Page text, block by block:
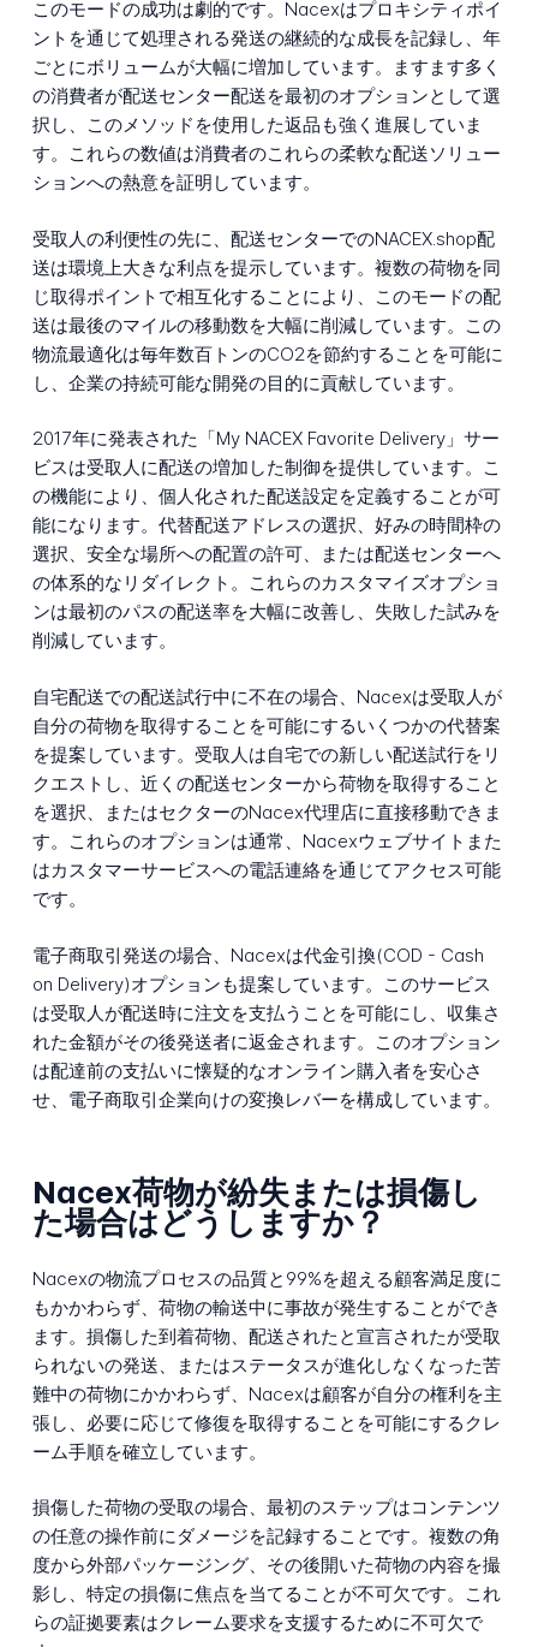
このモードの成功は劇的です。Nacexはプロキシティポイ
ントを通じて処理される発送の継続的な成長を記録し、年
ごとにボリュームが大幅に増加しています。ますます多く
の消費者が配送センター配送を最初のオプションとして選
択し、このメソッドを使用した返品も強く進展していま
す。これらの数値は消費者のこれらの柔軟な配送ソリュー
ションへの熱意を証明しています。
受取人の利便性の先に、配送センターでのNACEX.shop配
送は環境上大きな利点を提示しています。複数の荷物を同
じ取得ポイントで相互化することにより、このモードの配
送は最後のマイルの移動数を大幅に削減しています。この
物流最適化は毎年数百トンのCO2を節約することを可能に
し、企業の持続可能な開発の目的に貢献しています。
2017年に発表された「My NACEX Favorite Delivery」サー
ビスは受取人に配送の増加した制御を提供しています。こ
の機能により、個人化された配送設定を定義することが可
能になります。代替配送アドレスの選択、好みの時間枠の
選択、安全な場所への配置の許可、または配送センターへ
の体系的なリダイレクト。これらのカスタマイズオプショ
ンは最初のパスの配送率を大幅に改善し、失敗した試みを
削減しています。
自宅配送での配送試行中に不在の場合、Nacexは受取人が
自分の荷物を取得することを可能にするいくつかの代替案
を提案しています。受取人は自宅での新しい配送試行をリ
クエストし、近くの配送センターから荷物を取得すること
を選択、またはセクターのNacex代理店に直接移動できま
す。これらのオプションは通常、Nacexウェブサイトまた
はカスタマーサービスへの電話連絡を通じてアクセス可能
です。
電子商取引発送の場合、Nacexは代金引換(COD - Cash
on Delivery)オプションも提案しています。このサービス
は受取人が配送時に注文を支払うことを可能にし、収集さ
れた金額がその後発送者に返金されます。このオプション
は配達前の支払いに懐疑的なオンライン購入者を安心さ
せ、電子商取引企業向けの変換レバーを構成しています。
Nacex荷物が紛失または損傷し
た場合はどうしますか？
Nacexの物流プロセスの品質と99%を超える顧客満足度に
もかかわらず、荷物の輸送中に事故が発生することができ
ます。損傷した到着荷物、配送されたと宣言されたが受取
られないの発送、またはステータスが進化しなくなった苦
難中の荷物にかかわらず、Nacexは顧客が自分の権利を主
張し、必要に応じて修復を取得することを可能にするクレ
ーム手順を確立しています。
損傷した荷物の受取の場合、最初のステップはコンテンツ
の任意の操作前にダメージを記録することです。複数の角
度から外部パッケージング、その後開いた荷物の内容を撮
影し、特定の損傷に焦点を当てることが不可欠です。これ
らの証拠要素はクレーム要求を支援するために不可欠で